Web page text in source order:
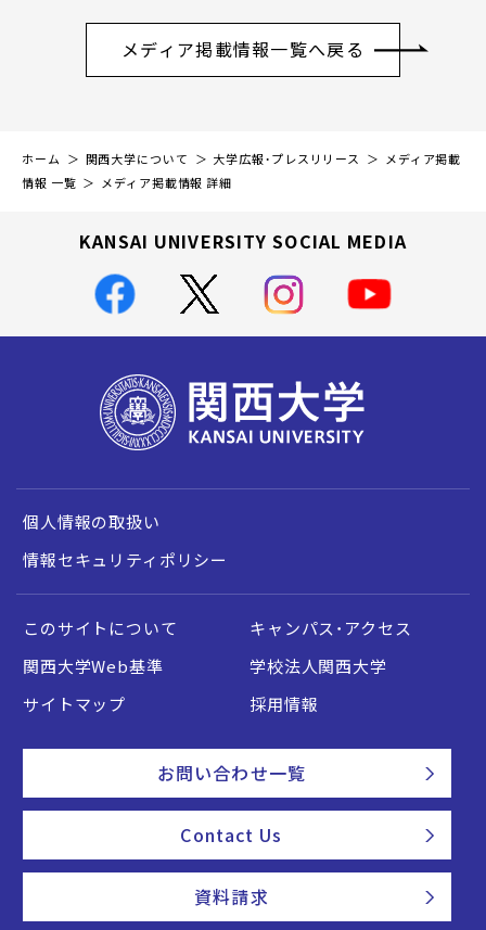
メディア掲載情報一覧へ戻る
ホーム 関西大学について 大学広報・プレスリリース
メディア掲載
情報 一覧
メディア掲載情報 詳細
KANSAI UNIVERSITY SOCIAL MEDIA
個人情報の取扱い
情報セキュリティポリシー
このサイトについて
キャンパス・アクセス
関西大学Web基準
学校法人関西大学
サイトマップ
採用情報
お問い合わせ一覧
Contact Us
資料請求